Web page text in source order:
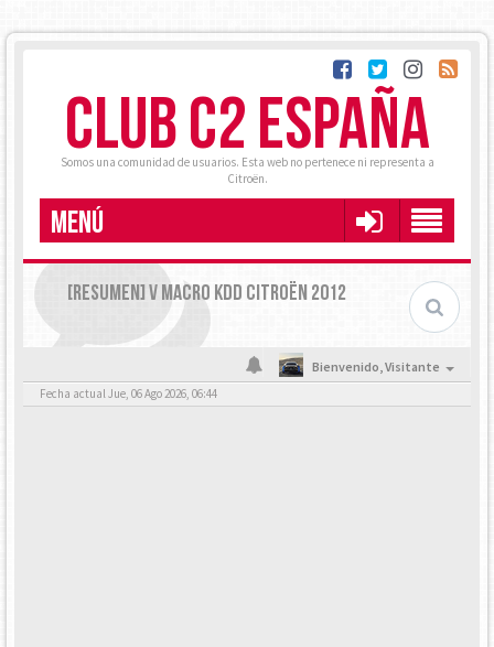
CLUB C2 ESPAÑA
Somos una comunidad de usuarios. Esta web no pertenece ni representa a
Citroën.
MENÚ
[RESUMEN] V MACRO KDD CITROËN 2012
Bienvenido,Visitante
Fecha actual Jue, 06 Ago 2026, 06:44